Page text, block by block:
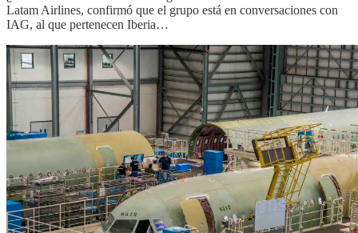
Latam Airlines, confirmó que el grupo está en conversaciones con
IAG, al que pertenecen Iberia…